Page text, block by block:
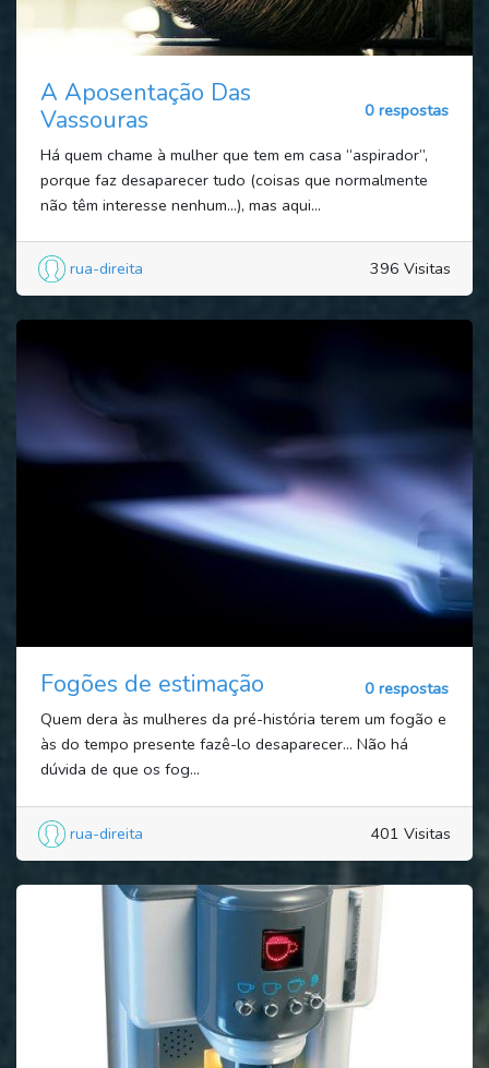
A Aposentação Das
Vassouras
0 respostas
Há quem chame à mulher que tem em casa “aspirador”,
porque faz desaparecer tudo (coisas que normalmente
não têm interesse nenhum…), mas aqui...
rua-direita 396 Visitas
Fogões de estimação
0 respostas
Quem dera às mulheres da pré-história terem um fogão e
às do tempo presente fazê-lo desaparecer… Não há
dúvida de que os fog...
rua-direita 401 Visitas